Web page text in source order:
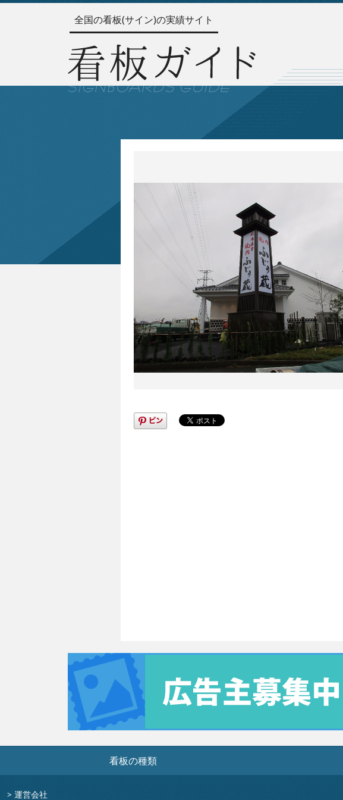
全国の看板(サイン)の実績サイト
看板の種類
> 運営会社